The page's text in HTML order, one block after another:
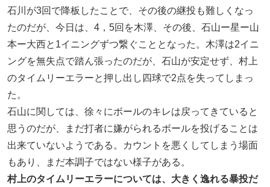
石川が3回で降板したことで、その後の継投も難しくなっ
たのだが、今日は、4，5回を木澤、その後、石山ー星ー山
本ー大西と1イニングずつ繋ぐこととなった。木澤は2イニ
ングを無失点で踏ん張ったのだが、石山が安定せず、村上
のタイムリーエラーと押し出し四球で2点を失ってしまっ
た。
石山に関しては、徐々にボールのキレは戻ってきていると
思うのだが、まだ打者に嫌がられるボールを投げることは
出来ていないようである。カウントを悪くしてしまう場面
もあり、まだ本調子ではない様子がある。
村上のタイムリーエラーについては、大きく逸れる暴投だ